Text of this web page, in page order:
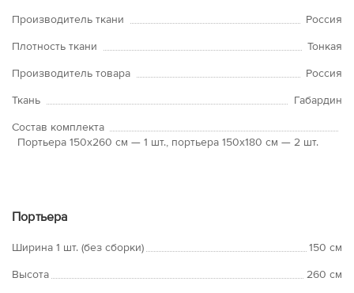
Производитель ткани
Россия
Плотность ткани
Тонкая
Производитель товара
Россия
Ткань
Габардин
Состав комплекта
Портьера 150х260 см — 1 шт., портьера 150х180 см — 2 шт.
Портьера
Ширина 1 шт. (без сборки)
150 см
Высота
260 см